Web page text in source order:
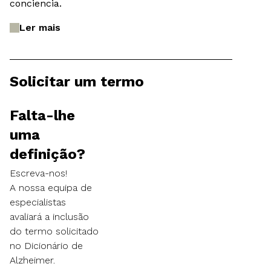
conciencia.
Ler mais
Solicitar um termo
Falta-lhe
uma
definição?
Escreva-nos!
A nossa equipa de
especialistas
avaliará a inclusão
do termo solicitado
no Dicionário de
Alzheimer.